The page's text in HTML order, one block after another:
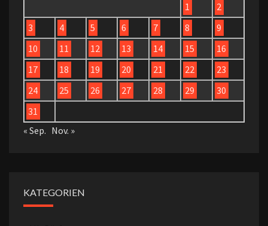
1
2
3
4 5 6 7 8
9
10
11 12 13 14 15
16
17
18 19 20 21 22
23
24
25 26 27 28 29
30
31
« Sep. Nov. »
KATEGORIEN